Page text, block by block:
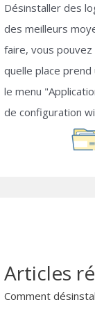
Désinstaller des
des meilleurs
faire, vous pouvez
quelle place prend
le menu
de configuration
Articles
Comment